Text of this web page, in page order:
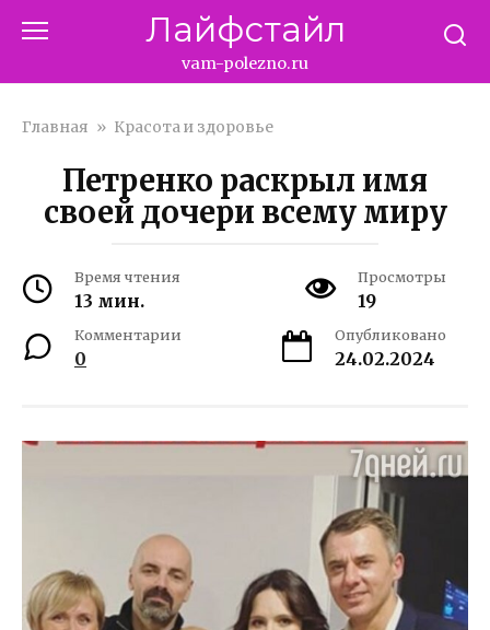
Лайфстайл
vam-polezno.ru
Главная » Красота и здоровье
Петренко раскрыл имя
своей дочери всему миру
Время чтения
13 мин.
Просмотры
19
Комментарии
0
Опубликовано
24.02.2024